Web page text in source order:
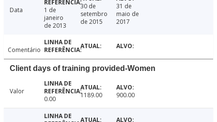
Data
1 de
janeiro
de 2013
30 de
setembro
de 2015
31 de
maio de
2017
Comentário
Client days of training provided-Women
Valor
0.00
1189.00 900.00